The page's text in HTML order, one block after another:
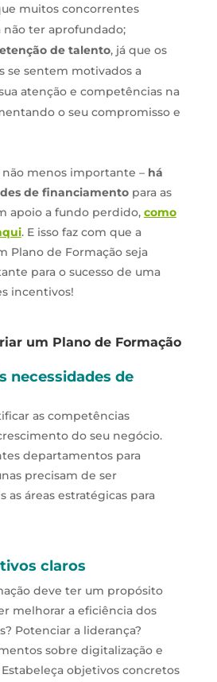
muitos concorrentes
ter aprofundado;
de talento, já que os
se sentem motivados a
atenção e competências na
o seu compromisso e
menos importante – há
de financiamentopara as
apoio a fundo perdido, como
. E isso faz com que a
Plano de Formação seja
para o sucesso de uma
incentivos!
um Plano de Formação
necessidades de
as competências
do seu negócio.
departamentos para
precisam de ser
as áreas estratégicas para
claros
deve ter um propósito
melhorar a eficiência dos
Potenciar a liderança?
sobre digitalização e
objetivos concretos